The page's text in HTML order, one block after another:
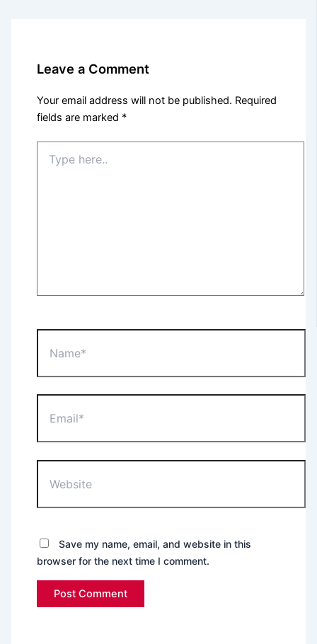
Leave a Comment
Your email address will not be published. Required
fields are marked *
here..
Save my name, email, and website in this
browser for the next time I comment.